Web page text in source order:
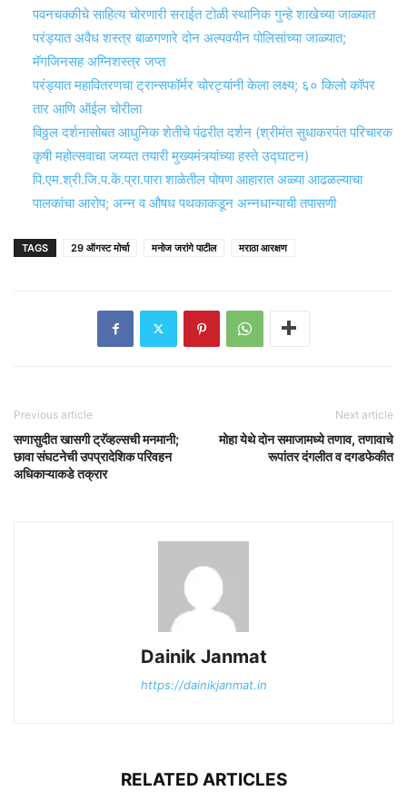
पवनचक्कीचे साहित्य चोरणारी सराईत टोळी स्थानिक गुन्हे शाखेच्या जाळ्यात
परंड्यात अवैध शस्त्र बाळगणारे दोन अल्पवयीन पोलिसांच्या जाळ्यात;
मॅगजिनसह अग्निशस्त्र जप्त
परंड्यात महावितरणचा ट्रान्सफॉर्मर चोरट्यांनी केला लक्ष्य; ६० किलो कॉपर
तार आणि ऑईल चोरीला
विठ्ठल दर्शनासोबत आधुनिक शेतीचे पंढरीत दर्शन (श्रीमंत सुधाकरपंत परिचारक
कृषी महोत्सवाचा जय्यत तयारी मुख्यमंत्र्यांच्या हस्ते उद्घाटन)
पि.एम.श्री.जि.प.कें.प्रा.पारा शाळेतील पोषण आहारात अळ्या आढळल्याचा
पालकांचा आरोप; अन्न व औषध पथकाकडून अन्नधान्याची तपासणी
TAGS 29 ऑगस्ट मोर्चा मनोज जरांगे पाटील मराठा आरक्षण
Previous article
सणासुदीत खासगी ट्रॅव्हल्सची मनमानी;
छावा संघटनेची उपप्रादेशिक परिवहन
अधिकाऱ्याकडे तक्रार
Next article
मोहा येथे दोन समाजामध्ये तणाव, तणावाचे
रूपांतर दंगलीत व दगडफेकीत
Dainik Janmat
https://dainikjanmat.in
RELATED ARTICLES